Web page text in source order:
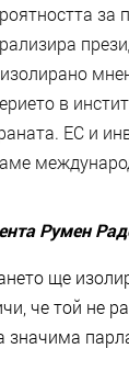
за
в
ЕС и
Румен
ще
че той не
значима